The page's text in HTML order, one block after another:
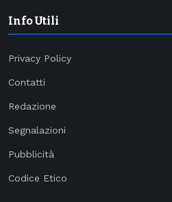
Info Utili
Privacy Policy
Contatti
Redazione
Segnalazioni
Pubblicità
Codice Etico